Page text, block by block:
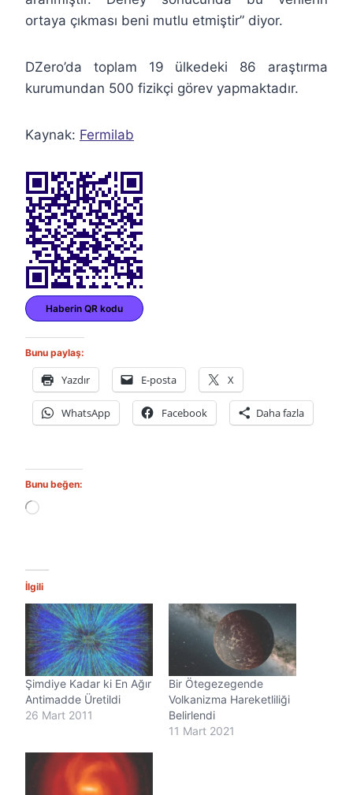
ortaya çıkması beni mutlu etmiştir” diyor.
DZero’da toplam 19 ülkedeki 86 araştırma
kurumundan 500 fizikçi görev yapmaktadır.
Kaynak: Fermilab
Haberin QR kodu
Bunu paylaş:
Yazdır E-posta X
WhatsApp Facebook Daha fazla
Bunu beğen:
Y
n
y
o
r
.
.
.
İlgili
Şimdiye Kadar ki En Ağır
Antimadde Üretildi
26 Mart 2011
Bir Ötegezegende
Volkanizma Hareketliliği
Belirlendi
11 Mart 2021